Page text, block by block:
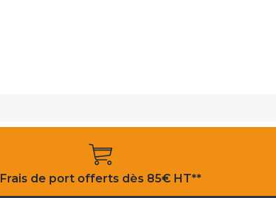
Frais de port offerts dès 85€ HT**